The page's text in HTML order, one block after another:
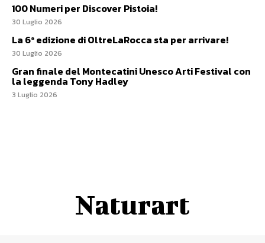
100 Numeri per Discover Pistoia!
30 Luglio 2026
La 6ª edizione di OltreLaRocca sta per arrivare!
30 Luglio 2026
Gran finale del Montecatini Unesco Arti Festival con
la leggenda Tony Hadley
3 Luglio 2026
Naturart